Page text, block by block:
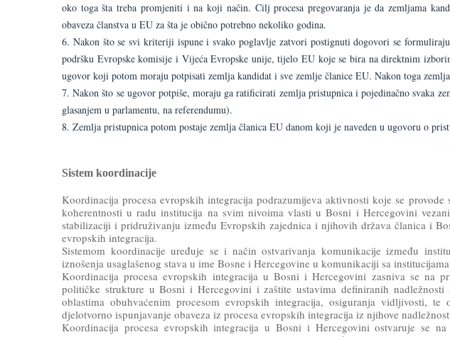
oko toga šta treba promjeniti i na koji način. Cilj procesa pregovaranja je da zemljama
obaveza članstva u EU za šta je obično potrebno nekoliko godina.
Nakon što se svi kriteriji ispune i svako poglavlje zatvori postignuti dogovori se
podršku Evropske komisije i Vijeća Evropske unije, tijelo EU koje se bira na direktnim
ugovor koji potom moraju potpisati zemlja kandidat i sve zemlje članice EU. Nakon toga
Nakon što se ugovor potpiše, moraju ga ratificirati zemlja pristupnica i pojedinačno svaka
glasanjem u parlamentu, na referendumu).
Zemlja pristupnica potom postaje zemlja članica EU danom koji je naveden u ugovoru o
Sistem koordinacije
Koordinacija procesa evropskih integracija podrazumijeva aktivnosti koje se
koherentnosti u radu institucija na svim nivoima vlasti u Bosni i Hercegovini
stabilizaciji i pridruživanju između Evropskih zajednica i njihovih država članica i
evropskih integracija.
Sistemom koordinacije uređuje se i način ostvarivanja komunikacije između
iznošenja usaglašenog stava u ime Bosne i Hercegovine u komunikaciji sa
Koordinacija procesa evropskih integracija u Bosni i Hercegovini zasniva se na
političke strukture u Bosni i Hercegovini i zaštite ustavima definiranih
oblastima obuhvaćenim procesom evropskih integracija, osiguranja vidljivosti,
djelotvorno ispunjavanje obaveza iz procesa evropskih integracija iz njihove
Koordinacija procesa evropskih integracija u Bosni i Hercegovini ostvaruje se